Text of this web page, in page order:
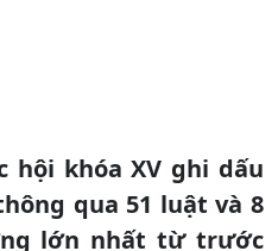
hội khóa XV ghi dấu
qua 51 luật và 8
lớn nhất từ trước